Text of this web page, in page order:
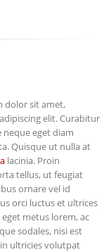
dolor sit amet,
elit. Curabitur
neque eget diam
Quisque ut nulla at
lacinia. Proin
tellus, ut feugiat
ornare vel id
orci luctus et ultrices
metus lorem, ac
sodales, nisi est
ultricies volutpat